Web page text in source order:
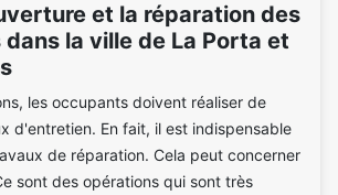
et la réparation des
la ville de La Porta et
les occupants doivent réaliser de
d'entretien. En fait, il est indispensable
de réparation. Cela peut concerner
sont des opérations qui sont très